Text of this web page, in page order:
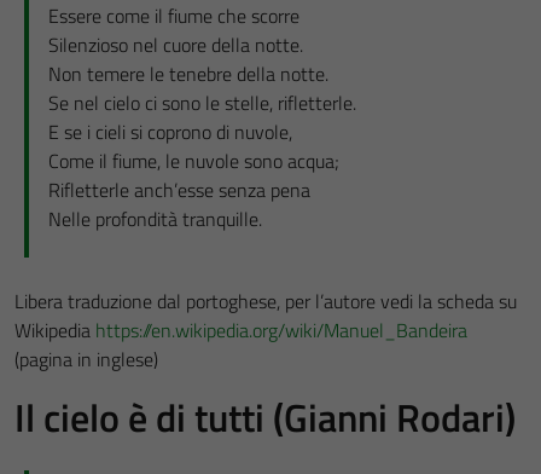
Essere come il fiume che scorre
Silenzioso nel cuore della notte.
Non temere le tenebre della notte.
Se nel cielo ci sono le stelle, rifletterle.
E se i cieli si coprono di nuvole,
Come il fiume, le nuvole sono acqua;
Rifletterle anch’esse senza pena
Nelle profondità tranquille.
Libera traduzione dal portoghese, per l’autore vedi la scheda su
Wikipedia https://en.wikipedia.org/wiki/Manuel_Bandeira
(pagina in inglese)
Il cielo è di tutti (Gianni Rodari)